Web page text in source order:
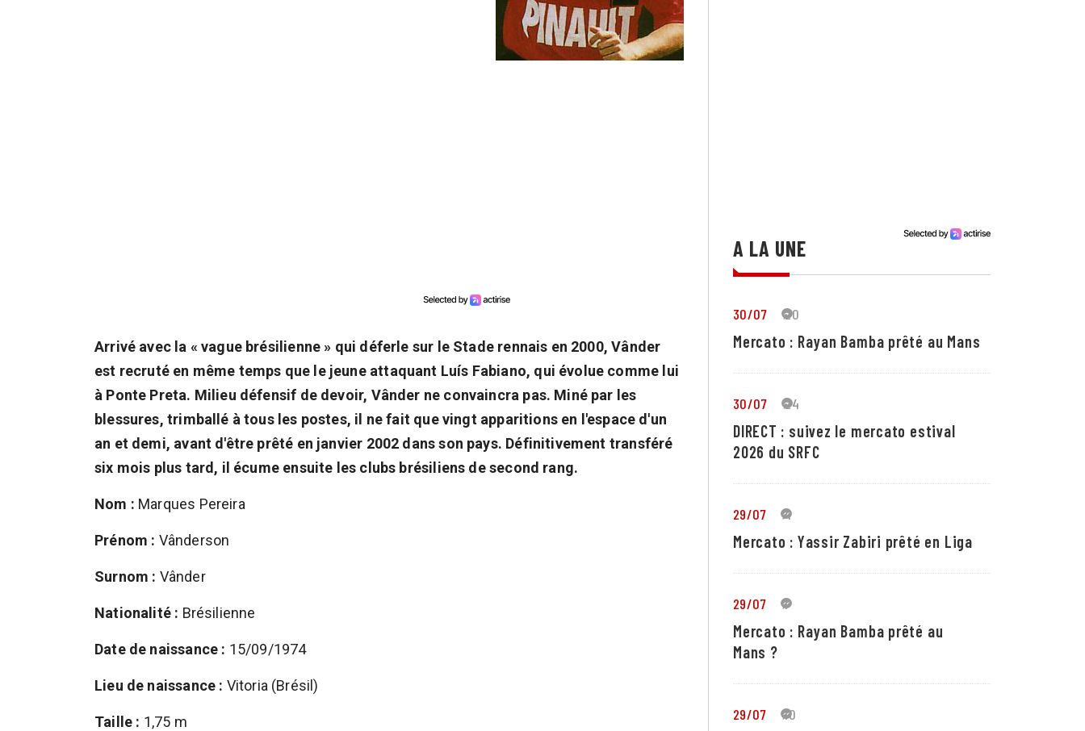
Arrivé avec la « vague brésilienne » qui déferle sur le Stade rennais en 2000, Vânder
est recruté en même temps que le jeune attaquant Luís Fabiano, qui évolue comme lui
à Ponte Preta. Milieu défensif de devoir, Vânder ne convaincra pas. Miné par les
blessures, trimballé à tous les postes, il ne fait que vingt apparitions en l'espace d'un
an et demi, avant d'être prêté en janvier 2002 dans son pays. Définitivement transféré
six mois plus tard, il écume ensuite les clubs brésiliens de second rang.
Nom : Marques Pereira
Prénom : Vânderson
Surnom : Vânder
Nationalité : Brésilienne
Date de naissance : 15/09/1974
Lieu de naissance : Vitoria (Brésil)
Taille : 1,75 m
A LA UNE
30/07 20
Mercato : Rayan Bamba prêté au Mans
30/07 24
DIRECT : suivez le mercato estival
2026 du SRFC
29/07 4
Mercato : Yassir Zabiri prêté en Liga
29/07 1
Mercato : Rayan Bamba prêté au
Mans ?
29/07 10